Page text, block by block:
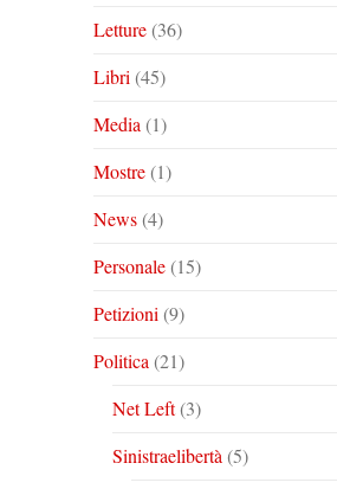
Letture(36)
Libri (45)
Media (1)
Mostre(1)
News(4)
Personale(15)
Petizioni (9)
Politica (21)
Net Left(3)
Sinistraelibertà (5)